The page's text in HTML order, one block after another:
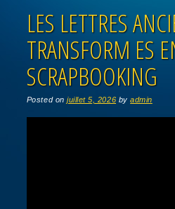
LES LETTRES
TRANSFORM ES
SCRAPBOOKING
Posted onjuillet 5, 2026 byadmin